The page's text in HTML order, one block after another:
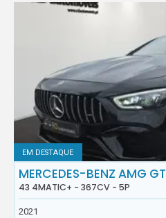
EM DESTAQUE
MERCEDES-BENZ AMG GT
43 4MATIC+ - 367CV - 5P
2021